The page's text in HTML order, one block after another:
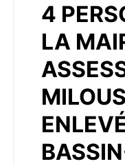
4
LA